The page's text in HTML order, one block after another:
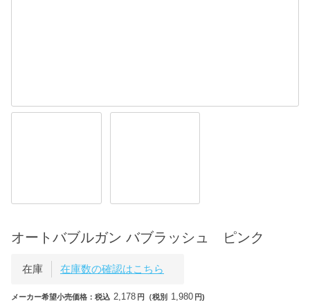
オートバブルガン バブラッシュ ピンク
在庫 在庫数の確認はこちら
メーカー希望小売価格：税込 2,178 円（税別 1,980 円)